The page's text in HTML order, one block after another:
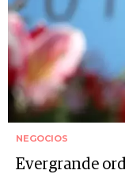
NEGOCIOS
Evergrande